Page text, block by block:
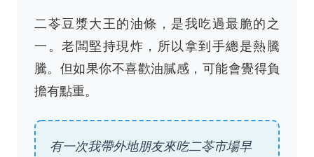
二苓豆漿大王的油條，是我吃過最脆的之
一。老闆堅持現炸，所以拿到手總是熱騰
騰。但如果你不喜歡油膩感，可能會覺得負
擔有點重。
有一次我帶外地朋友來吃二苓市場早